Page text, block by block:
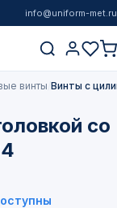
info@uniform-met.ru
винты Винты с
со